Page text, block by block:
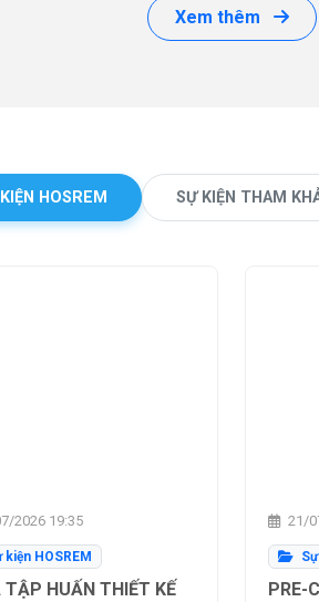
Xem thêm
HOSREM SỰ KIỆN THAM
2026 19:35
kiện HOSREM
TẬP HUẤN THIẾT KẾ
21/
PRE-